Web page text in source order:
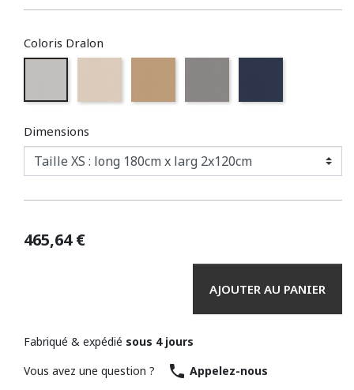
Coloris Dralon
Silver
Dimensions
465,64 €
AJOUTER AU PANIER
Fabriqué & expédié sous 4 jours
Vous avez une question ?
 Appelez-nous